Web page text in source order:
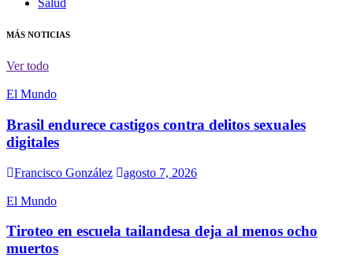
Salud
MÁS NOTICIAS
Ver todo
El Mundo
Brasil endurece castigos contra delitos sexuales
digitales
Francisco González agosto 7, 2026
El Mundo
Tiroteo en escuela tailandesa deja al menos ocho
muertos